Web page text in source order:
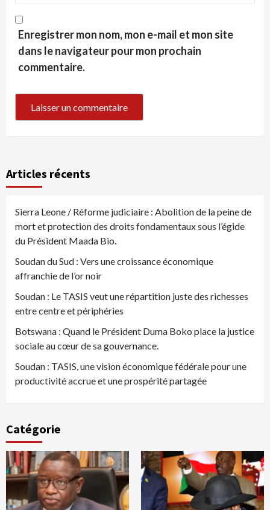
Enregistrer mon nom, mon e-mail et mon site
dans le navigateur pour mon prochain
commentaire.
Articles récents
Sierra Leone / Réforme judiciaire : Abolition de la peine de
mort et protection des droits fondamentaux sous l’égide
du Président Maada Bio.
Soudan du Sud : Vers une croissance économique
affranchie de l’or noir
Soudan : Le TASIS veut une répartition juste des richesses
entre centre et périphéries
Botswana : Quand le Président Duma Boko place la justice
sociale au cœur de sa gouvernance.
Soudan : TASIS, une vision économique fédérale pour une
productivité accrue et une prospérité partagée
Catégorie